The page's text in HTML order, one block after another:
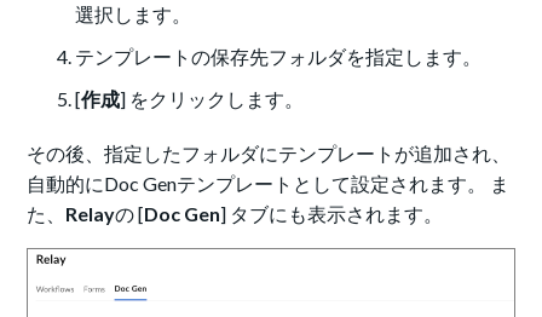
選択します。
テンプレートの保存先フォルダを指定します。
[作成] をクリックします。
その後、指定したフォルダにテンプレートが追加され、
自動的にDoc Genテンプレートとして設定されます。 ま
た、 Relayの [Doc Gen] タブにも表示されます。